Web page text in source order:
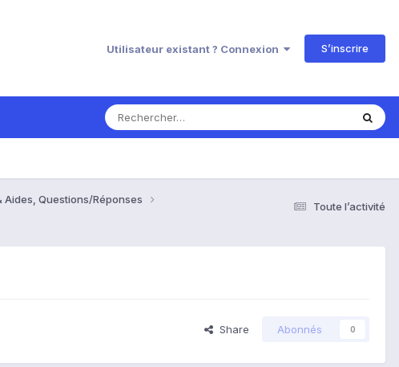
Utilisateur existant ? Connexion S’inscrire
Toute l’activité
Aides, Questions/Réponses
Share Abonnés 0